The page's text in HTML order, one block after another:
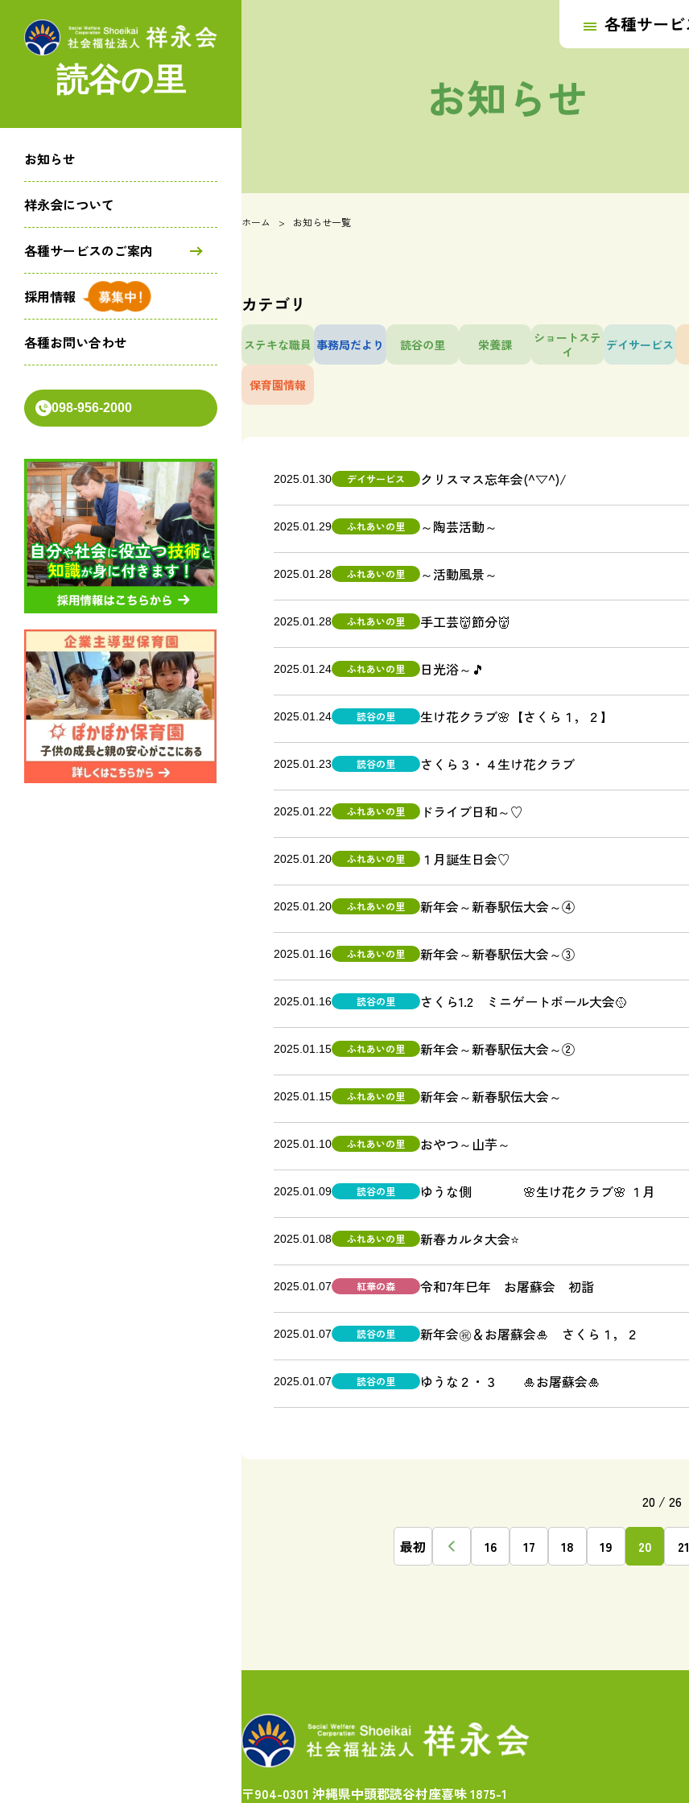
読谷の里
お知らせ
祥永会について
各種サービスのご案内
設介護サービス
読谷の里 生活養護課
栄養課
域密着型サービス
紅華の森
所介護サービス
通所介護サービス
ームヘルパーサービス
訪問介護
宅介護サービス
居宅介護支援
採用情報
各種お問い合わせ
098-956-2000
お知らせ
ホーム お知らせ一覧
カテゴリ
ステキな職員 事務局だより 読谷の里 栄養課
ショートステ
イ
デイサービス
保育園情報
2025.01.30 デイサービス クリスマス忘年会(^▽^)/
2025.01.29 ふれあいの里 ～陶芸活動～
2025.01.28 ふれあいの里 ～活動風景～
2025.01.28 ふれあいの里 手工芸👹節分👹
2025.01.24 ふれあいの里 日光浴～🎵
2025.01.24 読谷の里 生け花クラブ🌸【さくら１，２】
2025.01.23 読谷の里 さくら３・４生け花クラブ
2025.01.22 ふれあいの里 ドライブ日和～♡
2025.01.20 ふれあいの里 １月誕生日会♡
2025.01.20 ふれあいの里 新年会～新春駅伝大会～④
2025.01.16 ふれあいの里 新年会～新春駅伝大会～③
2025.01.16 読谷の里 さくら1.2 ミニゲートボール大会🥎
2025.01.15 ふれあいの里 新年会～新春駅伝大会～②
2025.01.15 ふれあいの里 新年会～新春駅伝大会～
2025.01.10 ふれあいの里 おやつ～山芋～
2025.01.09 読谷の里 ゆうな側 🌸生け花クラブ🌸 １月
2025.01.08 ふれあいの里 新春カルタ大会⭐
2025.01.07 紅華の森 令和7年巳年 お屠蘇会 初詣
2025.01.07 読谷の里 新年会㊗＆お屠蘇会🎍 さくら１，２
2025.01.07 読谷の里 ゆうな２・３ 🎍お屠蘇会🎍
20/ 26
最初 16 17 18 19 20 21
〒904-0301 沖縄県中頭郡読谷村座喜味 1875-1